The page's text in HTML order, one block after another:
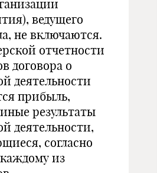
ведущего
не включаются.
отчетности
договора о
деятельности
прибыль,
результаты
деятельности,
согласно
из